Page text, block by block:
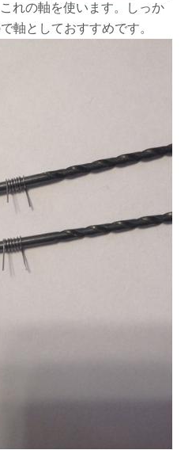
れの軸を使います。しっか
軸としておすすめです。